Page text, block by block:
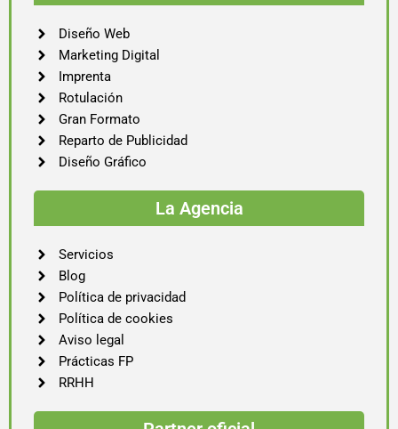
Diseño Web
Marketing Digital
Imprenta
Rotulación
Gran Formato
Reparto de Publicidad
Diseño Gráfico
La Agencia
Servicios
Blog
Política de privacidad
Política de cookies
Aviso legal
Prácticas FP
RRHH